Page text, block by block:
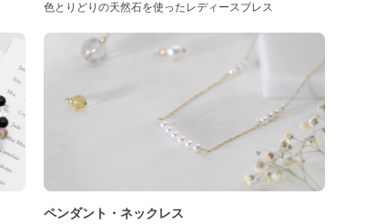
色とりどりの天然石を使ったレディースブレス
ペンダント・ネックレス